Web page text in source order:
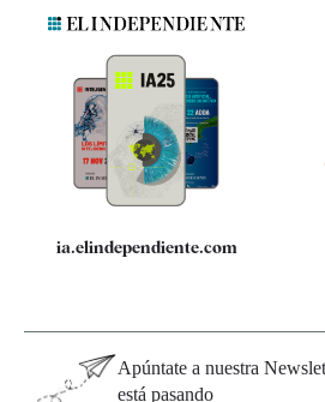
Quiénes somos
Especificaciones
ia.elindependiente.com
Apúntate a nuestra
está pasando